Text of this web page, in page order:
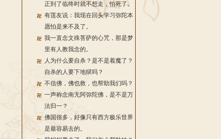
正到了临终时就不想走，怕死了。
有莲友说：我现在回头学习弥陀本
愿怕是来不及了。
我一直念文殊菩萨的心咒，那是梦
里有人教我念的。
人为什么要自杀？是不是着魔了？
自杀的人要下地狱吗？
不信佛，佛也救，也帮助我们吗？
一声称念南无阿弥陀佛，是不是万
法归一？
佛国很多，好像只有西方极乐世界
是最容易去的。